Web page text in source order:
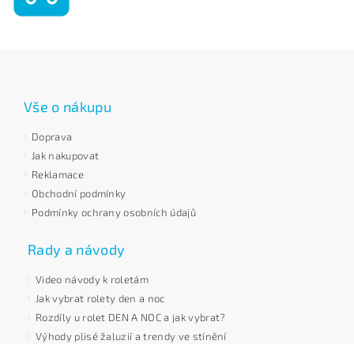
Vše o nákupu
Doprava
Jak nakupovat
Reklamace
Obchodní podmínky
Podmínky ochrany osobních údajů
Rady a návody
Video návody k roletám
Jak vybrat rolety den a noc
Rozdíly u rolet DEN A NOC a jak vybrat?
Výhody plisé žaluzií a trendy ve stínění